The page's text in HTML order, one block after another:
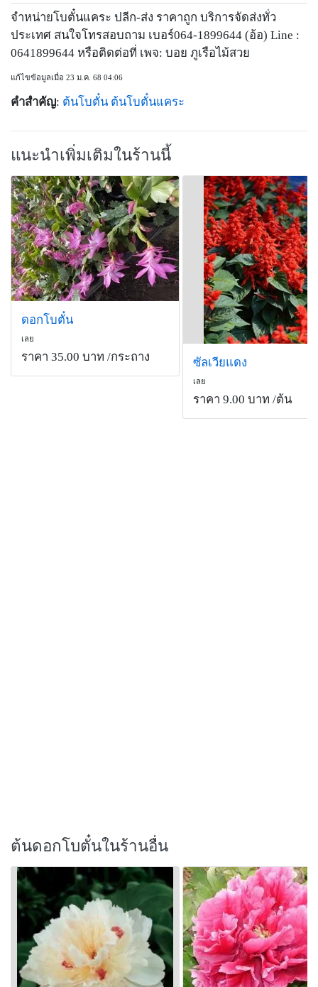
จำหน่ายโบตั๋นแคระ ปลีก-ส่ง ราคาถูก บริการจัดส่งทั่ว
ประเทศ สนใจโทรสอบถาม เบอร์064-1899644 (อ้อ) Line :
0641899644 หรือติดต่อที่ เพจ: บอย ภูเรือไม้สวย
แก้ไขข้อมูลเมื่อ 23 ม.ค. 68 04:06
คำสำคัญ: ต้นโบตั๋น ต้นโบตั๋นแคระ
แนะนำเพิ่มเติมในร้านนี้
ดอกโบตั๋น
เลย
ราคา 35.00 บาท /กระถาง ซัลเวียแดง
เลย
ราคา 9.00 บาท /ต้น
ต้นดอกโบตั๋นในร้านอื่น